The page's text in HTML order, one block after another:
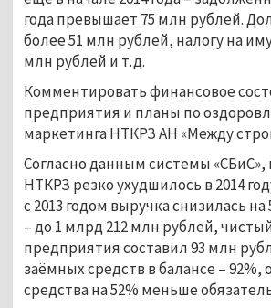
года превышает 75 млн рублей.
более 51 млн рублей, налогу на
млн рублей и т.д.
Комментировать финансовое
предприятия и планы по
маркетинга НТКРЗ АН «Между
Согласно данным системы
НТКРЗ резко ухудшилось в 2014
с 2013 годом выручка снизилась
– до 1 млрд 212 млн рублей,
предприятия составил 93 млн
заёмных средств в балансе – 92%,
средства на 52% меньше